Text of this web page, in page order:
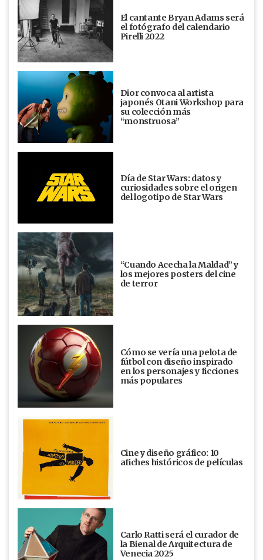
El cantante Bryan Adams será
el fotógrafo del calendario
Pirelli 2022
Dior convoca al artista
japonés Otani Workshop para
su colección más
“monstruosa”
Día de Star Wars: datos y
curiosidades sobre el origen
del logotipo de Star Wars
“Cuando Acecha la Maldad” y
los mejores posters del cine
de terror
Cómo se vería una pelota de
fútbol con diseño inspirado
en los personajes y ficciones
más populares
Cine y diseño gráfico: 10
afiches históricos de películas
Carlo Ratti será el curador de
la Bienal de Arquitectura de
Venecia 2025